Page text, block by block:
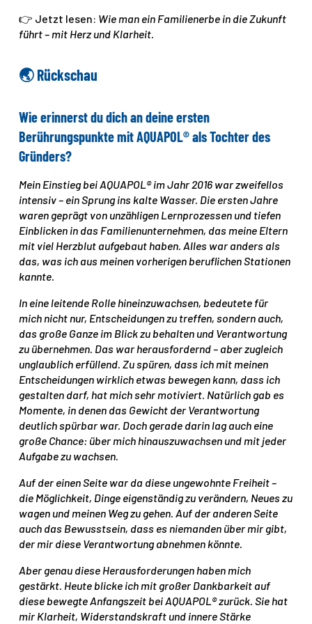
👉 Jetzt lesen: Wie man ein Familienerbe in die Zukunft
führt – mit Herz und Klarheit.
🌏Rückschau
Wie erinnerst du dich an deine ersten
Berührungspunkte mit AQUAPOL® als Tochter des
Gründers?
Mein Einstieg bei AQUAPOL® im Jahr 2016 war zweifellos
intensiv – ein Sprung ins kalte Wasser. Die ersten Jahre
waren geprägt von unzähligen Lernprozessen und tiefen
Einblicken in das Familienunternehmen, das meine Eltern
mit viel Herzblut aufgebaut haben. Alles war anders als
das, was ich aus meinen vorherigen beruflichen Stationen
kannte.
In eine leitende Rolle hineinzuwachsen, bedeutete für
mich nicht nur, Entscheidungen zu treffen, sondern auch,
das große Ganze im Blick zu behalten und Verantwortung
zu übernehmen. Das war herausfordernd – aber zugleich
unglaublich erfüllend. Zu spüren, dass ich mit meinen
Entscheidungen wirklich etwas bewegen kann, dass ich
gestalten darf, hat mich sehr motiviert. Natürlich gab es
Momente, in denen das Gewicht der Verantwortung
deutlich spürbar war. Doch gerade darin lag auch eine
große Chance: über mich hinauszuwachsen und mit jeder
Aufgabe zu wachsen.
Auf der einen Seite war da diese ungewohnte Freiheit –
die Möglichkeit, Dinge eigenständig zu verändern, Neues zu
wagen und meinen Weg zu gehen. Auf der anderen Seite
auch das Bewusstsein, dass es niemanden über mir gibt,
der mir diese Verantwortung abnehmen könnte.
Aber genau diese Herausforderungen haben mich
gestärkt. Heute blicke ich mit großer Dankbarkeit auf
diese bewegte Anfangszeit bei AQUAPOL® zurück. Sie hat
mir Klarheit, Widerstandskraft und innere Stärke